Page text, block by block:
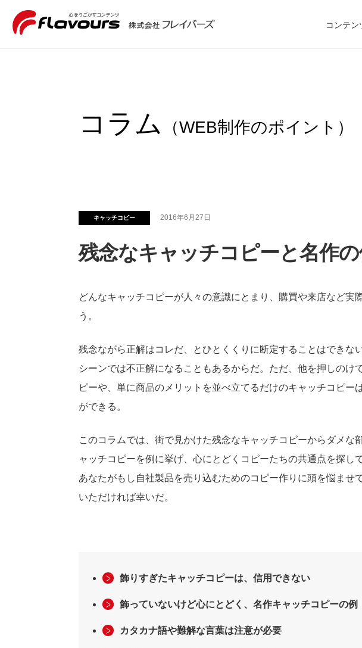
コンテン
コラム （WEB制作のポイント）
キャッチコピー 2016年6月27日
残念なキャッチコピーと名作
どんなキャッチコピーが人々の意識にとまり、購買や来店など実
う。
残念ながら正解はコレだ、とひとくくりに断定することはできな
シーンでは不正解になることもあるからだ。ただ、他を押しのけ
ピーや、単に商品のメリットを並べ立てるだけのキャッチコピー
ができる。
このコラムでは、街で見かけた残念なキャッチコピーからダメな
ャッチコピーを例に挙げ、心にとどくコピーたちの共通点を探し
あなたがもし自社製品を売り込むためのコピー作りに頭を悩ま
いただければ幸いだ。
飾りすぎたキャッチコピーは、信用できない
飾っていないけど心にとどく、名作キャッチコピーの例
カタカナ語や難解な言葉は注意が必要